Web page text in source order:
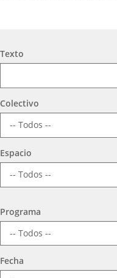
Búsqueda
Texto
Colectivo
Espacio
Programa
Fecha